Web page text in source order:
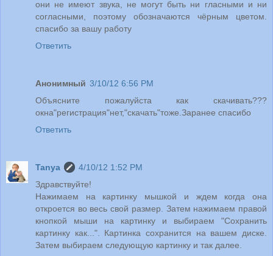
они не имеют звука, не могут быть ни гласными и ни
согласными, поэтому обозначаются чёрным цветом.
спасибо за вашу работу
Ответить
Анонимный 3/10/12 6:56 PM
Объясните пожалуйста как скачивать???
окна"регистрация"нет,"скачать"тоже.Заранее спасибо
Ответить
Tanya
4/10/12 1:52 PM
Здравствуйте!
Нажимаем на картинку мышкой и ждем когда она
откроется во весь свой размер. Затем нажимаем правой
кнопкой мыши на картинку и выбираем "Сохранить
картинку как...". Картинка сохранится на вашем диске.
Затем выбираем следующую картинку и так далее.